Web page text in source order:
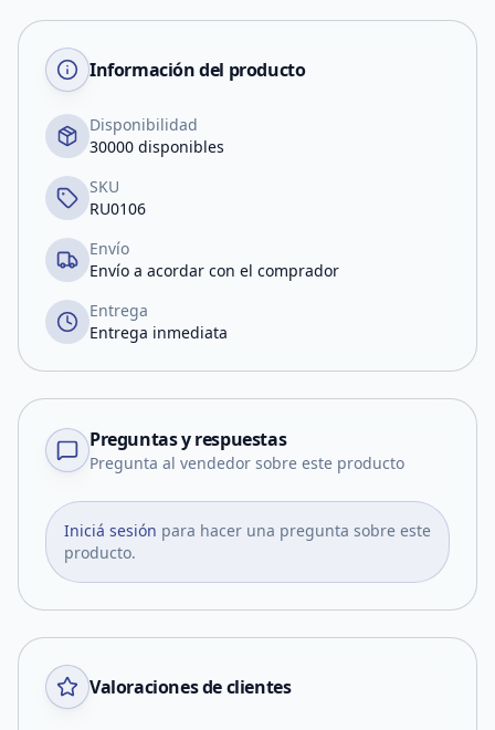
Información del producto
Disponibilidad
30000 disponibles
SKU
RU0106
Envío
Envío a acordar con el comprador
Entrega
Entrega inmediata
Preguntas y respuestas
Pregunta al vendedor sobre este producto
Iniciá sesión para hacer una pregunta sobre este
producto.
Valoraciones de clientes